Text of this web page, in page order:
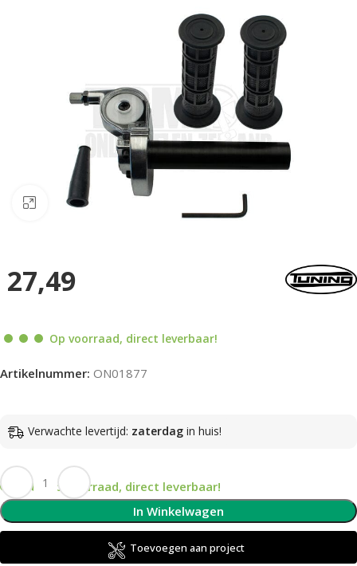
Klik om te vergroten
27,49
Op voorraad, direct leverbaar!
Artikelnummer: ON01877
Verwachte levertijd: zaterdag in huis!
Op voorraad, direct leverbaar!
In Winkelwagen
Toevoegen aan project